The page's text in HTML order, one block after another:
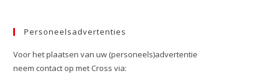
Personeelsadvertenties
Voor het plaatsen van uw (personeels)advertentie
neem contact op met Cross via: